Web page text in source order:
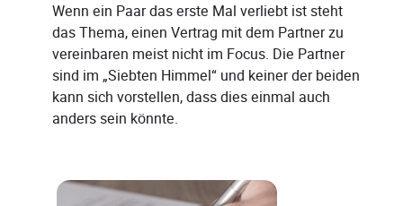
Wenn ein Paar das erste Mal verliebt ist steht
das Thema, einen Vertrag mit dem Partner zu
vereinbaren meist nicht im Focus. Die Partner
sind im „Siebten Himmel“ und keiner der beiden
kann sich vorstellen, dass dies einmal auch
anders sein könnte.